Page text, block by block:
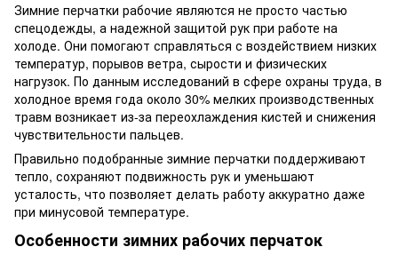
Зимние перчатки рабочие являются не просто частью
спецодежды, а надежной защитой рук при работе на
холоде. Они помогают справляться с воздействием низких
температур, порывов ветра, сырости и физических
нагрузок. По данным исследований в сфере охраны труда, в
холодное время года около 30% мелких производственных
травм возникает из-за переохлаждения кистей и снижения
чувствительности пальцев.
Правильно подобранные зимние перчатки поддерживают
тепло, сохраняют подвижность рук и уменьшают
усталость, что позволяет делать работу аккуратно даже
при минусовой температуре.
Особенности зимних рабочих перчаток